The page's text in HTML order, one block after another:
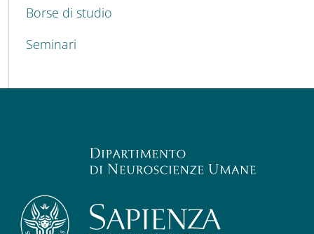
Borse di studio
Seminari